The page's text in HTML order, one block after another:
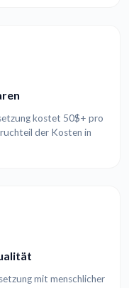
kostet 50$+ pro
der Kosten in
mit menschlicher